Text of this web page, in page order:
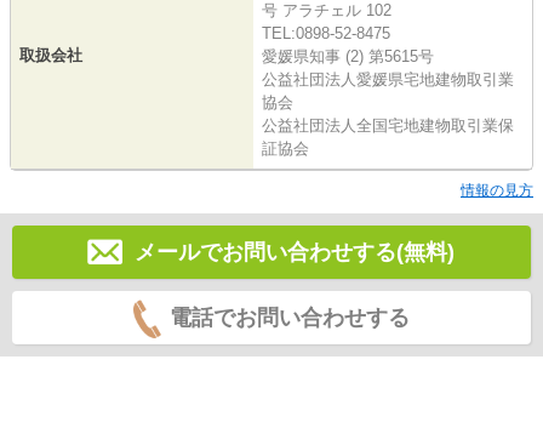
取扱会社
号 アラチェル 102
TEL:0898-52-8475
愛媛県知事 (2) 第5615号
公益社団法人愛媛県宅地建物取引業
協会
公益社団法人全国宅地建物取引業保
証協会
情報の見方
メールでお問い合わせする(無料)
電話でお問い合わせする